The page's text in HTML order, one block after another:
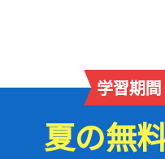
学習期
夏の無